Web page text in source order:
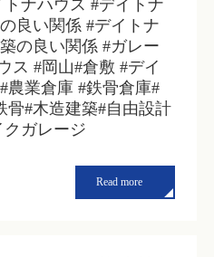
ナハウス #デイトナ
良い関係 #デイトナ
の良い関係 #ガレー
ス #岡山#倉敷 #デイ
農業倉庫 #鉄骨倉庫#
骨#木造建築#自由設計
クガレージ
Read more